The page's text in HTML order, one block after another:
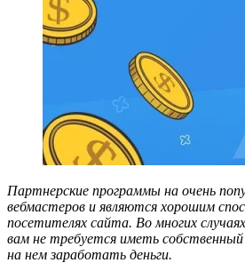
Партнерские программы на очень
вебмастеров и являются хорошим
посетителях сайта. Во многих
вам не требуется иметь
на нем заработать деньги.